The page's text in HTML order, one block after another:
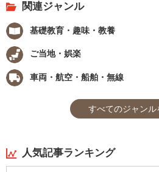
関連ジャンル
基礎教育・趣味・教養
ご当地・娯楽
車両・航空・船舶・無線
すべてのジャンル
人気記事ランキング